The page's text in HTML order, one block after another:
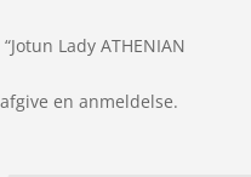
Lady ATHENIAN
en anmeldelse.